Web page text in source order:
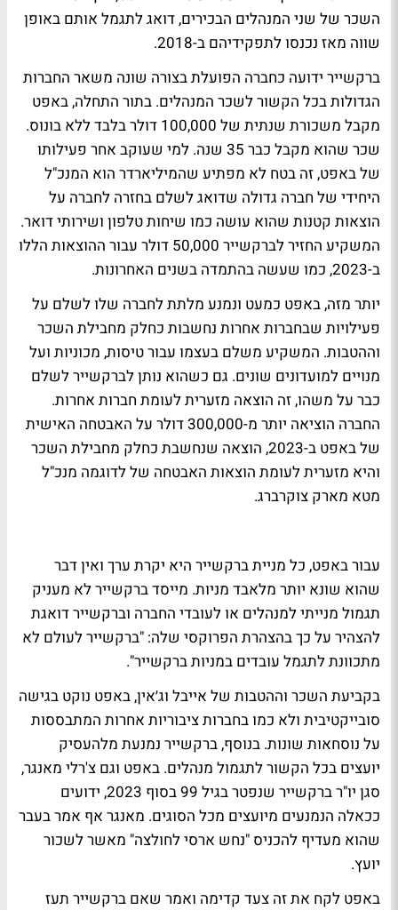
השכר של שני המנהלים הבכירים, דואג לתגמל אותם באופן
שווה מאז נכנסו לתפקידיהם ב-2018.
ברקשייר ידועה כחברה הפועלת בצורה שונה משאר החברות
הגדולות בכל הקשור לשכר המנהלים. בתור התחלה, באפט
מקבל משכורת שנתית של 100,000 דולר בלבד ללא בונוס.
שכר שהוא מקבל כבר 35 שנה. למי שעוקב אחר פעילותו
של באפט, זה בטח לא מפתיע שהמיליארדר הוא המנכ"ל
היחידי של חברה גדולה שדואג לשלם בחזרה לחברה על
הוצאות קטנות שהוא עושה כמו שיחות טלפון ושירותי דואר.
המשקיע החזיר לברקשייר 50,000 דולר עבור ההוצאות הללו
ב-2023, כמו שעשה בהתמדה בשנים האחרונות.
יותר מזה, באפט כמעט ונמנע מלתת לחברה שלו לשלם על
פעילויות שבחברות אחרות נחשבות כחלק מחבילת השכר
וההטבות. המשקיע משלם בעצמו עבור טיסות, מכוניות ועל
מנויים למועדונים שונים. גם כשהוא נותן לברקשייר לשלם
כבר על משהו, זה הוצאה מזערית לעומת חברות אחרות.
החברה הוציאה יותר מ-300,000 דולר על האבטחה האישית
של באפט ב-2023, הוצאה שנחשבת כחלק מחבילת השכר
והיא מזערית לעומת הוצאות האבטחה של לדוגמה מנכ"ל
מטא מארק צוקרברג.
עבור באפט, כל מניית ברקשייר היא יקרת ערך ואין דבר
שהוא שונא יותר מלאבד מניות. מייסד ברקשייר לא מעניק
תגמול מנייתי למנהלים או לעובדי החברה וברקשייר דואגת
להצהיר על כך בהצהרת הפרוקסי שלה: "ברקשייר לעולם לא
מתכוונת לתגמל עובדים במניות ברקשייר".
בקביעת השכר וההטבות של אייבל וג׳אין, באפט נוקט בגישה
סובייקטיבית ולא כמו בחברות ציבוריות אחרות המתבססות
על נוסחאות שונות. בנוסף, ברקשייר נמנעת מלהעסיק
יועצים בכל הקשור לתגמול מנהלים. באפט וגם צ'רלי מאנגר,
סגן יו"ר ברקשייר שנפטר בגיל 99 בסוף 2023, ידועים
ככאלה הנמנעים מיועצים מכל הסוגים. מאנגר אף אמר בעבר
שהוא מעדיף להכניס "נחש ארסי לחולצה" מאשר לשכור
יועץ.
באפט לקח את זה צעד קדימה ואמר שאם ברקשייר תעז